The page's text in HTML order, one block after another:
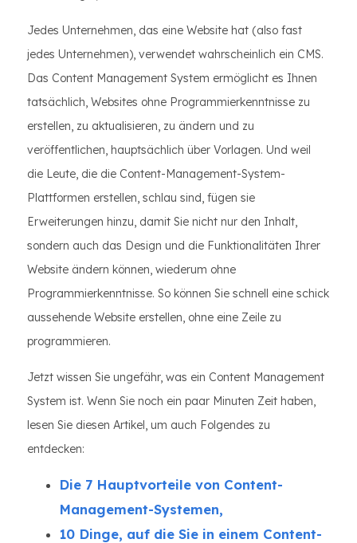
Jedes Unternehmen, das eine Website hat (also fast
jedes Unternehmen), verwendet wahrscheinlich ein CMS.
Das Content Management System ermöglicht es Ihnen
tatsächlich, Websites ohne Programmierkenntnisse zu
erstellen, zu aktualisieren, zu ändern und zu
veröffentlichen, hauptsächlich über Vorlagen. Und weil
die Leute, die die Content-Management-System-
Plattformen erstellen, schlau sind, fügen sie
Erweiterungen hinzu, damit Sie nicht nur den Inhalt,
sondern auch das Design und die Funktionalitäten Ihrer
Website ändern können, wiederum ohne
Programmierkenntnisse. So können Sie schnell eine schick
aussehende Website erstellen, ohne eine Zeile zu
programmieren.
Jetzt wissen Sie ungefähr, was ein Content Management
System ist. Wenn Sie noch ein paar Minuten Zeit haben,
lesen Sie diesen Artikel, um auch Folgendes zu
entdecken:
Die 7 Hauptvorteile von Content-
Management-Systemen,
10 Dinge, auf die Sie in einem Content-